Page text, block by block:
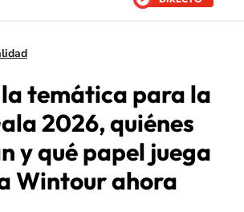
la temática para la
2026, quiénes
y qué papel juega
Wintour ahora